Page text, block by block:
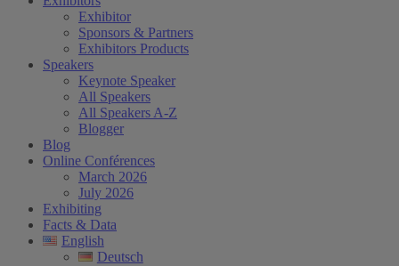
Exhibitor
Sponsors & Partners
Exhibitors Products
Speakers
Keynote Speaker
All Speakers
All Speakers A-Z
Blogger
Blog
Online Conférences
March 2026
July 2026
Exhibiting
Facts & Data
English
Deutsch